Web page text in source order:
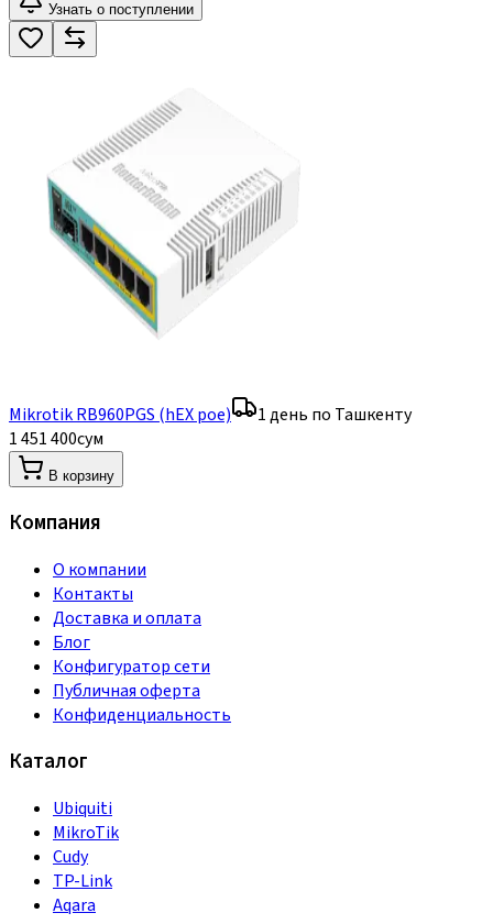
Узнать о поступлении
Mikrotik RB960PGS (hEX poe)
1 день по Ташкенту
1 451 400сум
В корзину
Компания
О компании
Контакты
Доставка и оплата
Блог
Конфигуратор сети
Публичная оферта
Конфиденциальность
Каталог
Ubiquiti
MikroTik
Cudy
TP-Link
Aqara